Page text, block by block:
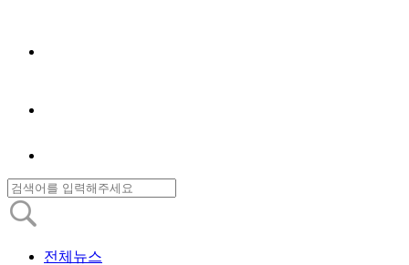
전체뉴스